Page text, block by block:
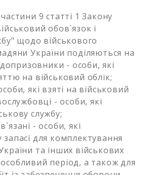
9 статті 1 Закону
обов`язок і
щодо військового
України поділяються на
допризовники - особи, які
на військовий облік;
які взяті на військовий
- особи, які
службу;
- особи, які
для комплектування
та інших військових
період, а також для